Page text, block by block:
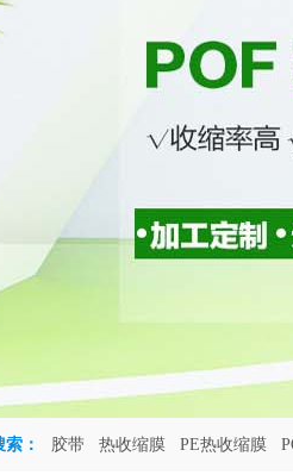
： 胶带 热收缩膜 PE热收缩膜